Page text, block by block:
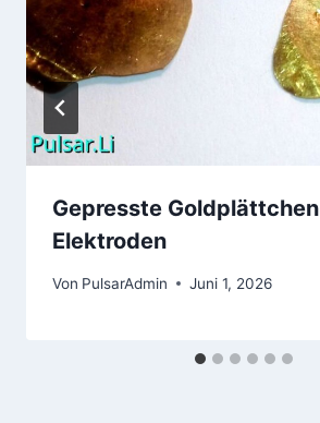
Gepresste Goldplättchen
Elektroden
Von PulsarAdmin Juni 1, 2026